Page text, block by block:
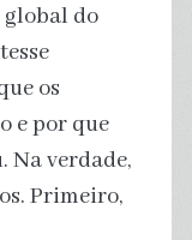
global do
os
e por que
Na verdade,
Primeiro,